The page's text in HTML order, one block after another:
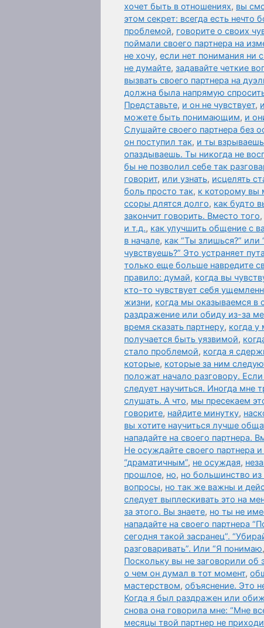
хочет быть в отношениях, вы
этом секрет: всегда есть нечто
проблемой, говорите о своих
поймали своего партнера на
не хочу, если нет понимания ни
не думайте, задавайте четкие
вызвать своего партнера на
должна была напрямую
Представьте, и он не чувствует,
можете быть понимающим, и
Слушайте своего партнера без
он поступил так, и ты
опаздываешь. Ты никогда не
бы не позволил себе так
говорит, или узнать, исцелять
боль просто так, к которому вы
ссоры длятся долго, как будто
закончит говорить. Вместо того,
и т.д., как улучшить общение с
в начале, как “Ты злишься?”
чувствуешь?” Это устраняет
только еще больше навредите
правило: думай, когда вы
кто-то чувствует себя
жизни, когда мы оказываемся в
раздражение или обиду из-за
время сказать партнеру, когда
получается быть уязвимой,
стало проблемой, когда я
которые, которые за ним
положат начало разговору.
следует научиться. Иногда мне
слушать. А что, мы пресекаем
говорите, найдите минутку,
вы хотите научиться лучше
нападайте на своего партнера.
Не осуждайте своего партнера
“драматичным”, не осуждая,
прошлое, но, но большинство из
вопросы, но так же важны и
следует выплескивать это на
за этого. Вы знаете, но ты не
нападайте на своего партнера
сегодня такой засранец”.
разговаривать”. Или “Я понимаю,
Поскольку вы не заговорили об
о чем он думал в тот момент,
мастерством, объяснение. Это
Когда я был раздражен или
снова она говорила мне: “Мне
месяцы твой партнер не